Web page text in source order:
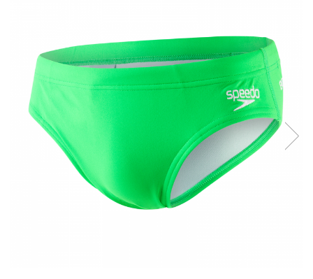
Genti si rucsacuri
Tricouri, pantaloni, bluze
Costume profesionale inot